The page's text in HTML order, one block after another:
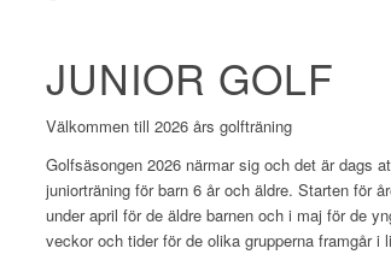
JUNIOR GOLF
Välkommen till 2026 års golfträning
Golfsäsongen 2026 närmar sig och det är dags
juniorträning för barn 6 år och äldre. Starten för
under april för de äldre barnen och i maj för de
veckor och tider för de olika grupperna framgår i